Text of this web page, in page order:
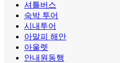
셔틀버스
숙박 투어
시내투어
아말피 해안
아울렛
안내원동행